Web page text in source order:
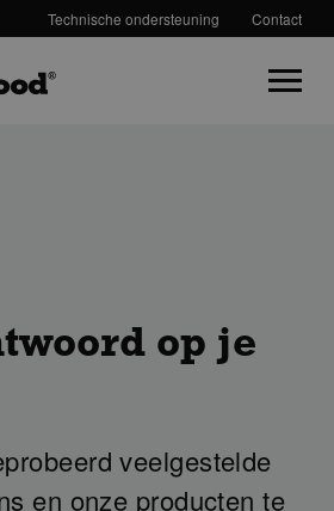
Technische ondersteuning Contact
op je
veelgestelde
en onze producten te